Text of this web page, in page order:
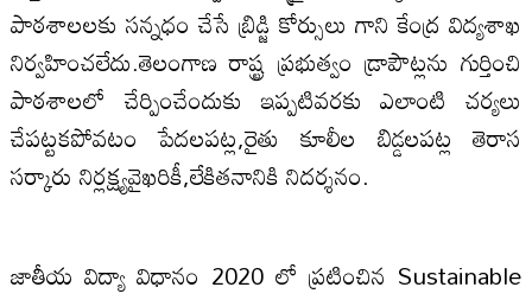
పాఠశాలలకు సన్నధం చేసే బ్రిడ్జి కోర్సులు గాని కేంద్ర విద్యశాఖ
నిర్వహించలేదు.తెలంగాణ రాష్ట్ర ప్రభుత్వం డ్రాపౌట్లను గుర్తించి
పాఠశాలలో చేర్పించేందుకు ఇప్పటివరకు ఎలాంటి చర్యలు
చేపట్టకపోవటం పేదలపట్ల,రైతు కూలీల బిడ్డలపట్ల తెరాస
సర్కారు నిర్లక్ష్యవైఖరికీ,లేకితనానికి నిదర్శనం.
జాతీయ విద్యా విధానం 2020 లో ప్రటించిన Sustainable